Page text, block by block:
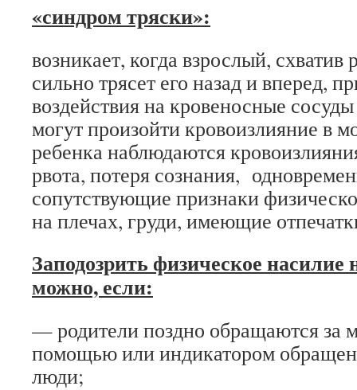
«синдром тряски»:
возникает, когда взрослый, схватив
сильно трясет его назад и вперед,
воздействия на кровеносные
могут произойти кровоизлияние в
ребенка наблюдаются
рвота, потеря сознания,
сопутствующие признаки
на плечах, груди, имеющие
Заподозрить физическое насилие
можно, если:
— родители поздно обращаются за
помощью или индикатором
люди;